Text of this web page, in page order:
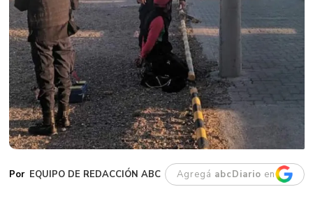
EQUIPO DE REDACCIÓN ABC Agregá abcDiario en